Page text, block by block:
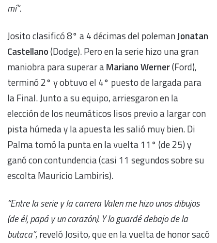
mí”.
Josito clasificó 8° a 4 décimas del polemanJonatan
Castellano(Dodge). Pero en la serie hizo una gran
maniobra para superar aMariano Werner(Ford),
terminó 2° y obtuvo el 4° puesto de largada para
la Final. Junto a su equipo, arriesgaron en la
elección de los neumáticos lisos previo a largar con
pista húmeda y la apuesta les salió muy bien. Di
Palma tomó la punta en la vuelta 11° (de 25) y
ganó con contundencia (casi 11 segundos sobre su
escolta Mauricio Lambiris).
“Entre la serie y la carrera Valen me hizo unos dibujos
(de él, papá y un corazón). Y lo guardé debajo de la
butaca”, reveló Josito, que en la vuelta de honor sacó